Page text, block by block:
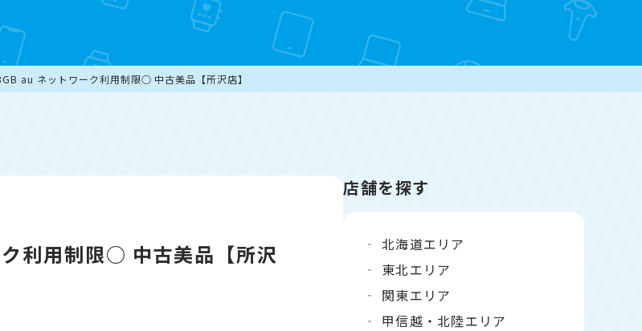
au ネットワーク利用制限○ 中古美品【所沢店】
利用制限○ 中古美品【所沢
店舗を探す
北海道エリア
東北エリア
関東エリア
甲信越・北陸エリア